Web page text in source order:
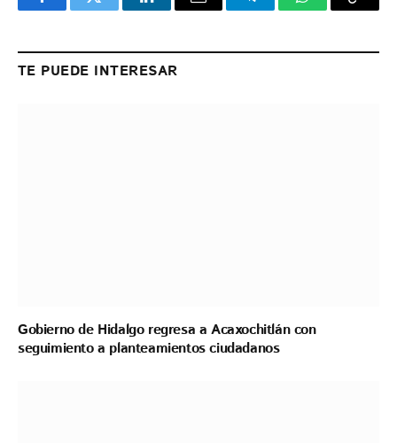
FacebookTwitter LinkedInEmail TelegramWhatsApp
Copy
TE PUEDE INTERESAR
Gobierno de Hidalgo regresa a Acaxochitlán con
seguimiento a planteamientos ciudadanos